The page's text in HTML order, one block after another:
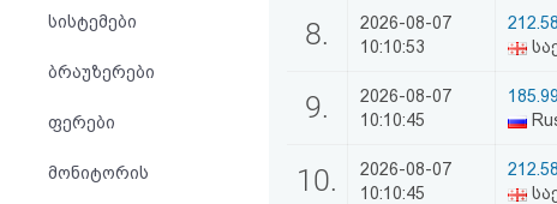
სისტემები
ბრაუზერები
ფერები
მონიტორის
8.
2026-08-07
10:10:53
9.
2026-08-07
10:10:45
10.
2026-08-07
10:10:45